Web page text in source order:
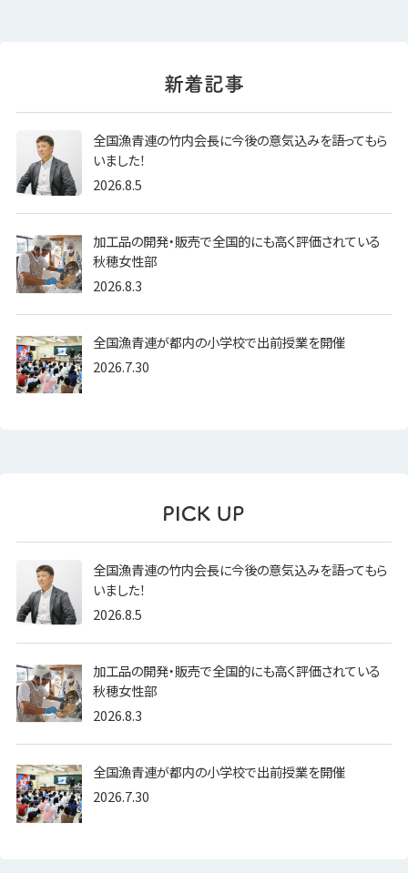
全国漁青連の竹内会長に今後の意気込みを語ってもら
いました！
2026.8.5
加工品の開発・販売で全国的にも高く評価されている
秋穂女性部
2026.8.3
全国漁青連が都内の小学校で出前授業を開催
2026.7.30
全国漁青連の竹内会長に今後の意気込みを語ってもら
いました！
2026.8.5
加工品の開発・販売で全国的にも高く評価されている
秋穂女性部
2026.8.3
全国漁青連が都内の小学校で出前授業を開催
2026.7.30